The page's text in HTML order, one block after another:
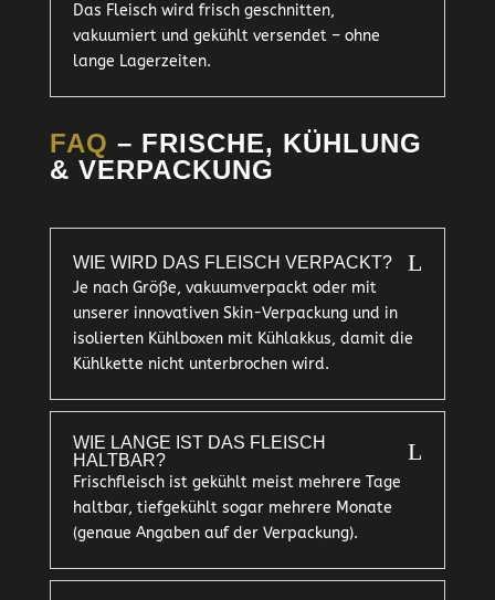
Das Fleisch wird frisch geschnitten,
vakuumiert und gekühlt versendet – ohne
lange Lagerzeiten.
FAQ – FRISCHE, KÜHLUNG
& VERPACKUNG
WIE WIRD DAS FLEISCH VERPACKT? L
Je nach Größe, vakuumverpackt oder mit
unserer innovativen Skin-Verpackung und in
isolierten Kühlboxen mit Kühlakkus, damit die
Kühlkette nicht unterbrochen wird.
WIE LANGE IST DAS FLEISCH
HALTBAR?
L
Frischfleisch ist gekühlt meist mehrere Tage
haltbar, tiefgekühlt sogar mehrere Monate
(genaue Angaben auf der Verpackung).